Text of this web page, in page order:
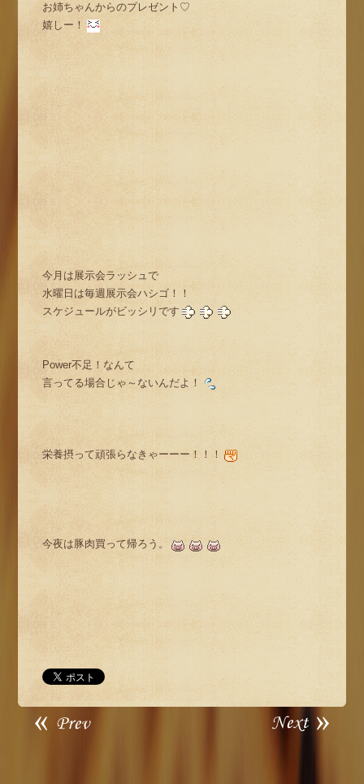
お姉ちゃんからのプレゼント♡
嬉しー！
今月は展示会ラッシュで
水曜日は毎週展示会ハシゴ！！
スケジュールがビッシリです
Power不足！なんて
言ってる場合じゃ～ないんだよ！
栄養摂って頑張らなきゃーーー！！！
今夜は豚肉買って帰ろう。